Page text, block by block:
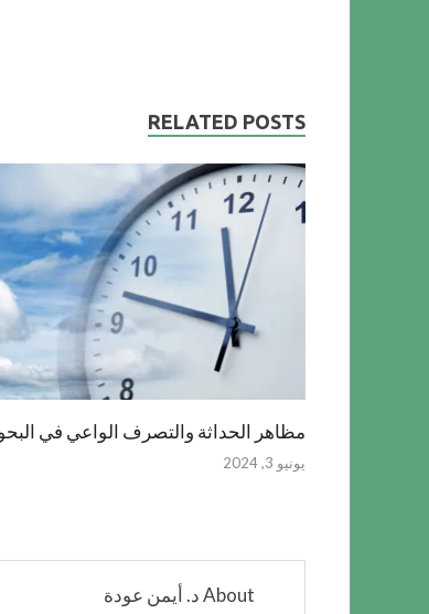
RELATED POSTS
مظاهر الحداثة والتصرف الواعي في
يونيو 3, 2024
About د. أيمن عودة